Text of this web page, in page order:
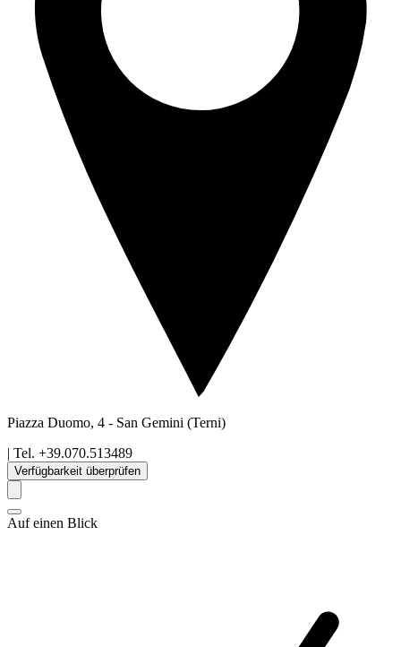
Piazza Duomo, 4 - San Gemini (Terni)
| Tel. +39.070.513489
Verfügbarkeit überprüfen
Auf einen Blick